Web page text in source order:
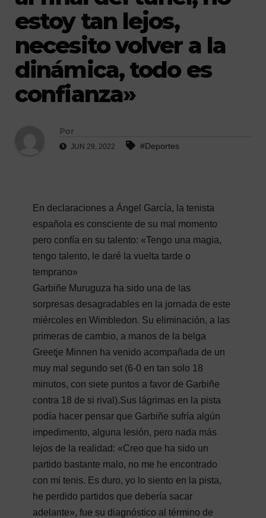
estoy tan lejos,
necesito volver a la
dinámica, todo es
confianza»
Por
JUN 29, 2022 #Deportes
En declaraciones a Ángel García, la tenista
española es consciente de su mal momento
pero confía en su talento: «Tengo una magia,
tengo talento, le daré la vuelta tarde o
temprano»
Garbiñe Muruguza ha sido una de las
sorpresas desagradables en la jornada de este
miércoles en Wimbledon. Su eliminación, a las
primeras de cambio, a manos de la belga
Greetje Minnen ha venido acompañada de un
muy mal segundo set (6-0 en tan solo 18
minutos, con siete puntos a favor de Garbiñe
contra 18 de si rival).Sus lágrimas en la pista
podía hacer pensar que Garbiñe sufría algún
impedimento, alguna lesión, pero nada más
lejos de la realidad: «Creo que ha sido un
partido bastante malo, no me he encontrado
con mi tenis. Es duro, yo lo siento en la pista,
he perdido partidos que debería sacar
adelante», fue su diagnóstico al término de